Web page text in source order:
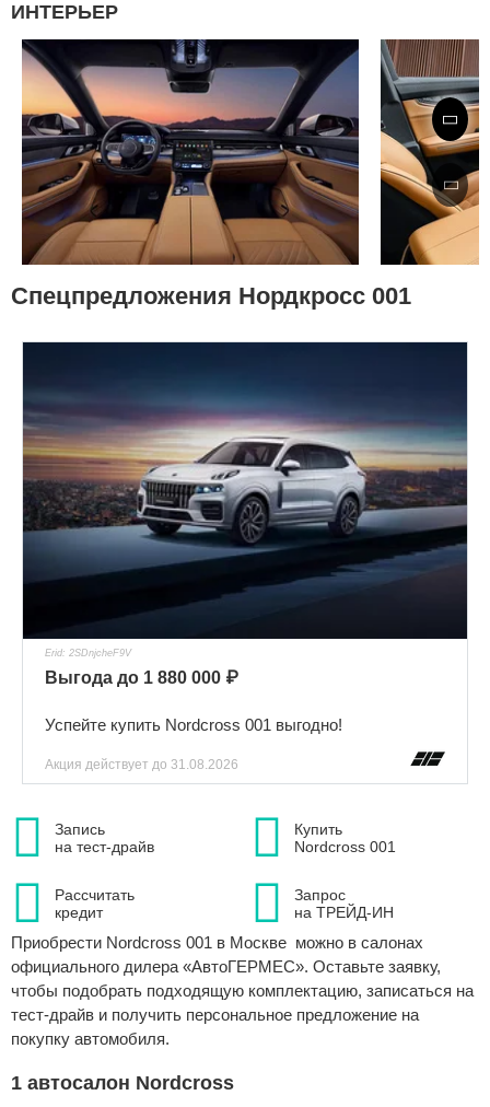
ИНТЕРЬЕР
Спецпредложения Нордкросс 001
Erid: 2SDnjcheF9V
Выгода до 1 880 000 ₽
Успейте купить Nordcross 001 выгодно!
Акция действует до 31.08.2026
Запись
на тест-драйв
Купить
Nordcross 001
Рассчитать
кредит
Запрос
на ТРЕЙД-ИН
Приобрести Nordcross 001 в Москве можно в салонах
официального дилера «АвтоГЕРМЕС». Оставьте заявку,
чтобы подобрать подходящую комплектацию, записаться на
тест-драйв и получить персональное предложение на
покупку автомобиля.
1 автосалон Nordcross